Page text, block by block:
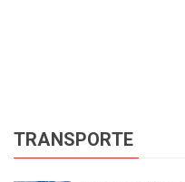
TRANSPORTE